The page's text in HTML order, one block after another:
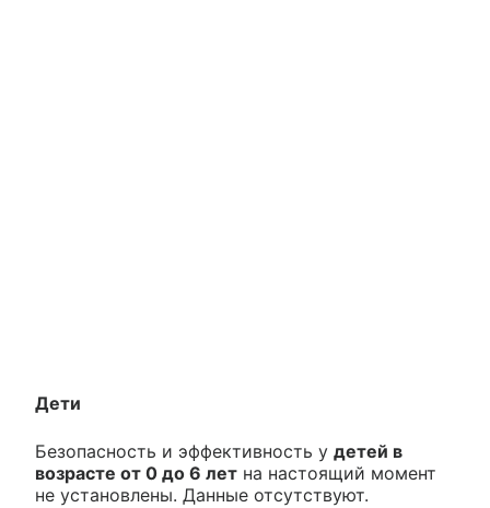
Дети
Безопасность и эффективность у детей в
возрасте от 0 до 6 лет на настоящий момент
не установлены. Данные отсутствуют.